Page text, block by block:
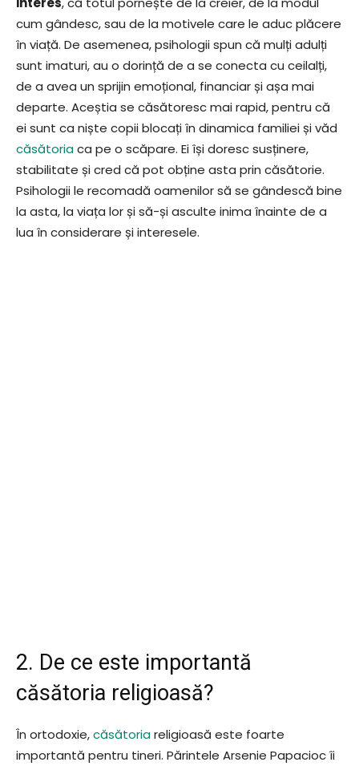
cum gândesc, sau de la motivele care le aduc plăcere
în viață. De asemenea, psihologii spun că mulți adulți
sunt imaturi, au o dorință de a se conecta cu ceilalți,
de a avea un sprijin emoțional, financiar și așa mai
departe. Aceștia se căsătoresc mai rapid, pentru că
ei sunt ca niște copii blocați în dinamica familiei și văd
căsătoriaca pe o scăpare. Ei își doresc susținere,
stabilitate și cred că pot obține asta prin căsătorie.
Psihologii le recomadă oamenilor să se gândescă bine
la asta, la viața lor și să-și asculte inima înainte de a
lua în considerare și interesele.
2. De ce este importantă
căsătoria religioasă?
În ortodoxie,căsătoriareligioasă este foarte
importantă pentru tineri. Părintele Arsenie Papacioc îi